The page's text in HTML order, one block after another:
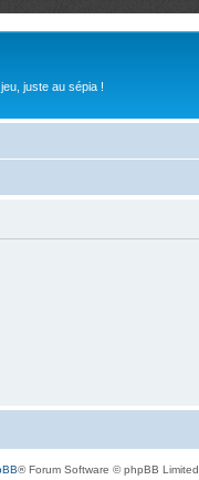
juste au sépia !
® Forum Software © phpBB Limited